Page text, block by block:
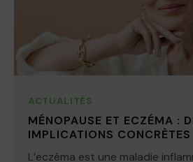
ACTUALITÉS
MÉNOPAUSE ET ECZÉMA :
IMPLICATIONS CONCRÈTES
L’eczéma est une maladie